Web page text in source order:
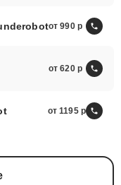
от 990
от 620
от 1195